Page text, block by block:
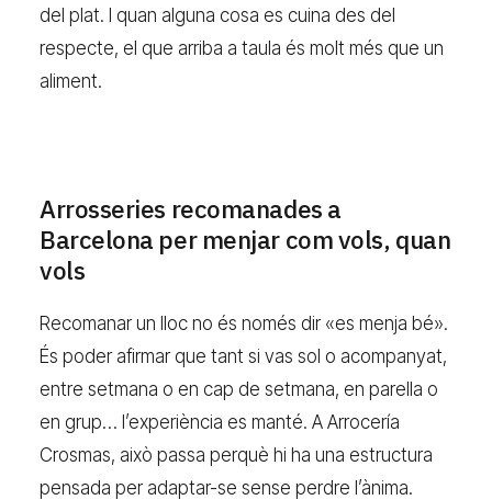
del plat. I quan alguna cosa es cuina des del
respecte, el que arriba a taula és molt més que un
aliment.
Arrosseries recomanades a
Barcelona per menjar com vols, quan
vols
Recomanar un lloc no és només dir «es menja bé».
És poder afirmar que tant si vas sol o acompanyat,
entre setmana o en cap de setmana, en parella o
en grup… l’experiència es manté. A Arrocería
Crosmas, això passa perquè hi ha una estructura
pensada per adaptar-se sense perdre l’ànima.